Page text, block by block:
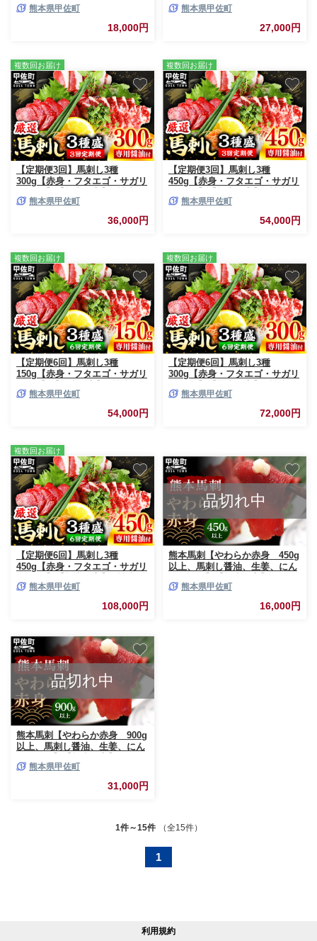
せ セット 大容量 熊本 冷凍 馬
肉 食べ比べ おつまみ 晩酌 おす
熊本県甲佐町
18,000円
小分け 盛り合わせ セット 食べ
きりサイズ 熊本 冷凍 馬肉 食べ
比べ おつまみ 晩酌 おすすめ 甲
熊本県甲佐町
27,000円
複数回お届け
【定期便3回】馬刺し3種
300g【赤身・フタエゴ・サガリ
き 小分け 盛り合わせ セット 熊
本 冷凍 馬肉 食べ比べ おつまみ
晩酌 おすすめ 甲佐町【価格改
熊本県甲佐町
36,000円
複数回お届け
【定期便3回】馬刺し3種
450g【赤身・フタエゴ・サガリ
き 小分け 盛り合わせ セット 大
容量 熊本 冷凍 馬肉 食べ比べ
おつまみ 晩酌 おすすめ 甲佐町
熊本県甲佐町
54,000円
複数回お届け
【定期便6回】馬刺し3種
150g【赤身・フタエゴ・サガリ
小分け 盛り合わせ セット 食べ
きりサイズ 熊本 冷凍 馬肉 食べ
比べ おつまみ 晩酌 おすすめ 甲
熊本県甲佐町
54,000円
複数回お届け
【定期便6回】馬刺し3種
300g【赤身・フタエゴ・サガリ
き 小分け 盛り合わせ セット 熊
本 冷凍 馬肉 食べ比べ おつまみ
晩酌 おすすめ 甲佐町【価格改
熊本県甲佐町
72,000円
複数回お届け
【定期便6回】馬刺し3種
450g【赤身・フタエゴ・サガリ
き 小分け 盛り合わせ セット 大
容量 熊本 冷凍 馬肉 食べ比べ
おつまみ 晩酌 おすすめ 甲佐町
熊本県甲佐町
108,000円
品切れ中
熊本馬刺【やわらか赤身 450g
以上、馬刺し醤油、生姜、にん
馬刺し 赤身 ランプ肉 やわらか
冷凍 おかず おつまみ 醤油付き
熊本県甲佐町
16,000円
品切れ中
熊本馬刺【やわらか赤身 900g
以上、馬刺し醤油、生姜、にん
馬刺し 赤身 ランプ肉 やわらか
冷凍 おかず おつまみ 醤油付き
熊本県甲佐町
31,000円
1件～15件 （全15件）
1
利用規約